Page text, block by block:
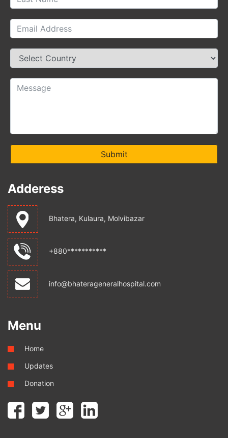
Submit
Adderess
Bhatera, Kulaura, Molvibazar
+880***********
info@bhaterageneralhospital.com
Menu
Home
Updates
Donation